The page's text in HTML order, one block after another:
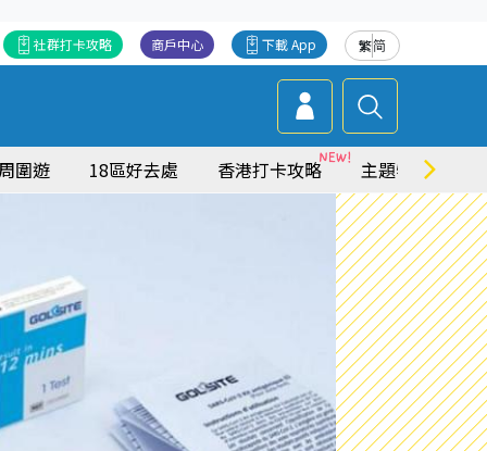
繁简
下載 App
商戶中心
社群打卡攻略
圍遊 18區好去處 香港打卡攻略 主題特集